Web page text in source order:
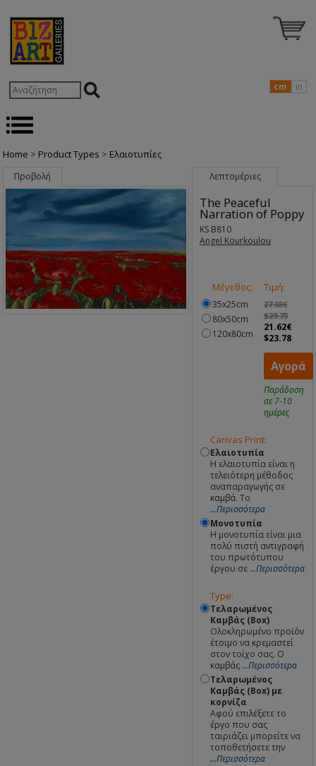
cm in
Home > Product Types > Ελαιοτυπίες
Προβολή Λεπτομέριες
The Peaceful
Narration of Poppy
KS B810
Angel Kourkoulou
Μέγεθος:
35x25cm
80x50cm
120x80cm
Τιμή:
27.03€
$29.73
21.62€
$23.78
Αγορά
Παράδοση
σε 7-10
ημέρες
Canvas Print:
Ελαιοτυπία
Η ελαιοτυπία είναι η
τελειότερη μέθοδος
αναπαραγωγής σε
καμβά. Το
...Περισσότερα
Μονοτυπία
Η μονοτυπία είναι μια
πολύ πιστή αντιγραφή
του πρωτότυπου
έργου σε...Περισσότερα
Type:
Τελαρωμένος
Καμβάς (Box)
Ολοκληρωμένο προϊόν
έτοιμο να κρεμαστεί
στον τοίχο σας. Ο
καμβάς...Περισσότερα
Τελαρωμένος
Καμβάς (Box) με
κορνίζα
Αφού επιλέξετε το
έργο που σας
ταιριάζει μπορείτε να
τοποθετήσετε την
...Περισσότερα